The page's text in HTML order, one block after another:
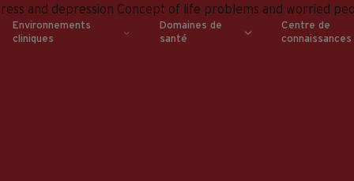
Environnements
cliniques
Domaines de
santé
Centre de
connaissances